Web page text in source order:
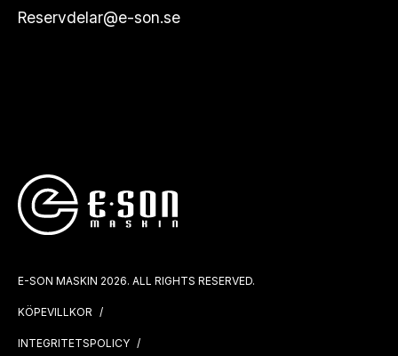
Reservdelar@e-son.se
E-SON MASKIN 2026. ALL RIGHTS RESERVED.
KÖPEVILLKOR
INTEGRITETSPOLICY